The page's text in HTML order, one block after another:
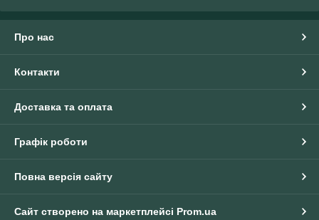
Про нас
Контакти
Доставка та оплата
Графік роботи
Повна версія сайту
Сайт створено на маркетплейсі Prom.ua